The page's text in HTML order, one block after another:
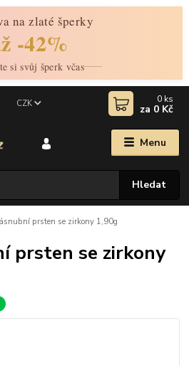
na zlaté šperky
-42%
si svůj šperk včas
Menu
CZK
Hledat
0 ks
za 0 Kč
prsten se zirkony 1,90g
prsten se zirkony